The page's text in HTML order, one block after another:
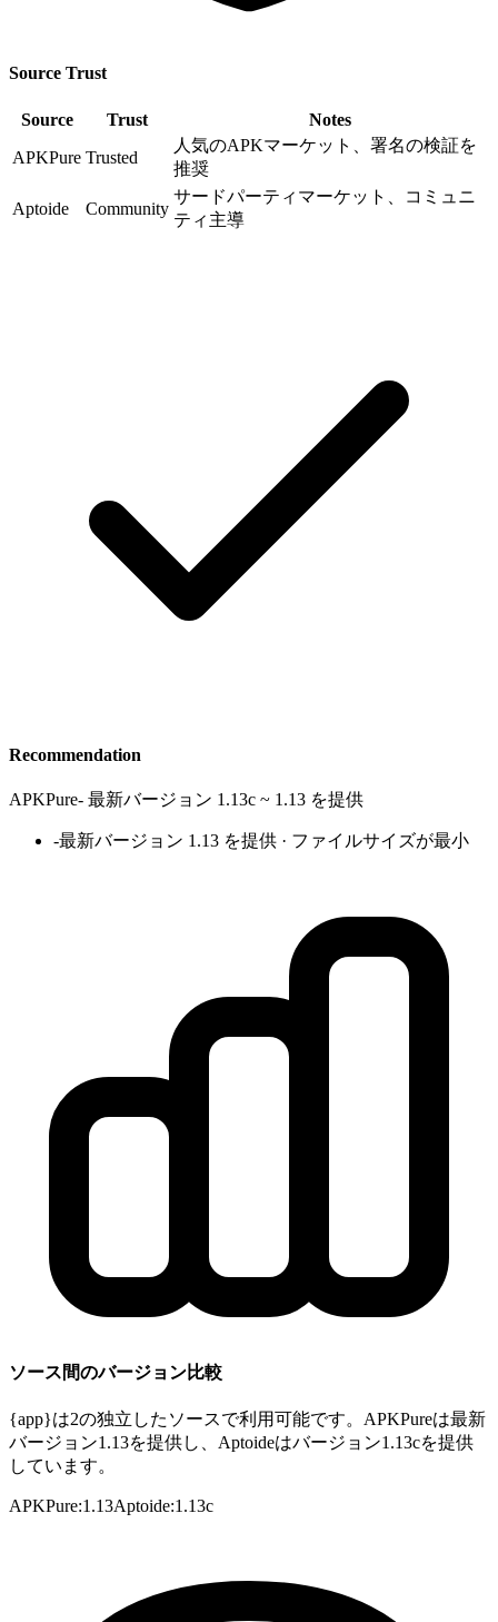
Source Trust
Source Trust
Notes
APKPure Trusted
人気のAPKマーケット、署名の検証を
推奨
Aptoide Community
サードパーティマーケット、コミュニ
ティ主導
Recommendation
APKPure- 最新バージョン 1.13c ~ 1.13 を提供
-最新バージョン 1.13 を提供 · ファイルサイズが最小
ソース間のバージョン比較
{app}は2の独立したソースで利用可能です。APKPureは最新
バージョン1.13を提供し、Aptoideはバージョン1.13cを提供
しています。
APKPure:1.13Aptoide:1.13c